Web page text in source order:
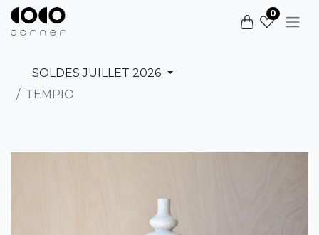
0
SOLDES JUILLET 2026
TEMPIO